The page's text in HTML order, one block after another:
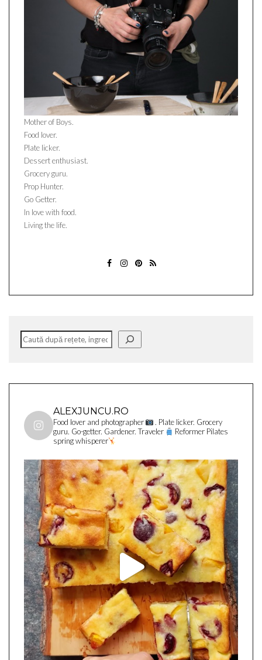
Mother of Boys.
Food lover.
Plate licker.
Dessert enthusiast.
Grocery guru.
Prop Hunter.
Go Getter.
In love with food.
Living the life.
Caută
ALEXJUNCU.RO
Food lover and photographer
. Plate licker. Grocery
guru. Go-getter. Gardener. Traveler
Reformer Pilates
spring whisperer